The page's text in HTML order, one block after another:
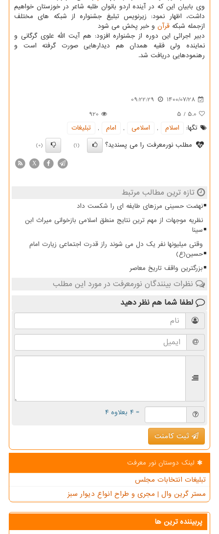
وی بابیان این که در آینده اردو بانوان طلبه شاعر در خوزستان خواهیم
داشت، اظهار نمود: زیرنویس تبلیغ جشنواره از شبکه های مختلف
ازجمله شبکه قرآن و خبر پخش می شود
دبیر اجرائی این دوره از جشنواره افزود: هم آیت الله علوی گرگانی و
نماینده ولی فقیه همدان هم دیدارهایی صورت گرفته است و
رهنمودهایی دریافت شد.
1400/07/28
09:22:29
5.0
/
5
920
تگها:
اسلام , اسلامی , امام ,
تبلیغات
مطلب نورمعرفت را می پسندید؟
(1)
(0)
X
تازه ترین مطالب مرتبط
نهضت حسینی مرزهای طایفه ای را شکست داد
نظریه موجهات از مهم ترین نتایج منطق اسلامی بازخوانی میراث ابن
سینا
وقتی میلیونها نفر یک دل می شوند راز قدرت اجتماعی زیارت امام
حسین(ع)
بزرگترین واقف تاریخ معاصر
نظرات بینندگان نورمعرفت در مورد این مطلب
لطفا شما هم نظر دهید
= ۴ بعلاوه ۴
ثبت کامنت
لینک دوستان نور معرفت
تبلیغات انتخابات مجلس
مستر گرین وال | مجری و طراح انواع دیوار سبز
پربیننده ترین ها